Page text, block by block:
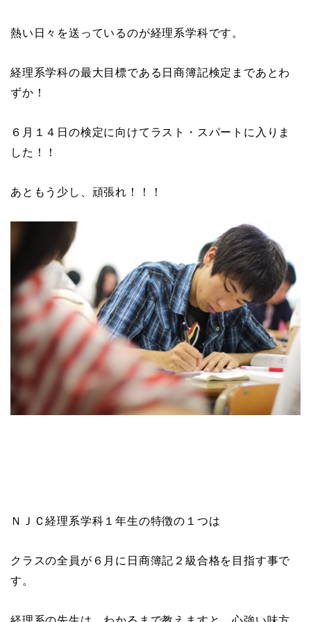
熱い日々を送っているのが経理系学科です。
経理系学科の最大目標である日商簿記検定まであとわ
ずか！
６月１４日の検定に向けてラスト・スパートに入りま
した！！
あともう少し、頑張れ！！！
ＮＪＣ経理系学科１年生の特徴の１つは
クラスの全員が６月に日商簿記２級合格を目指す事で
す。